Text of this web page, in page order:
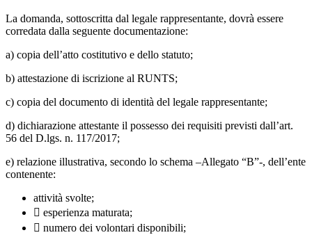
La domanda, sottoscritta dal legale rappresentante, dovrà essere
corredata dalla seguente documentazione:
a) copia dell’atto costitutivo e dello statuto;
b) attestazione di iscrizione al RUNTS;
c) copia del documento di identità del legale rappresentante;
d) dichiarazione attestante il possesso dei requisiti previsti dall’art.
56 del D.lgs. n. 117/2017;
e) relazione illustrativa, secondo lo schema –Allegato “B”-, dell’ente
contenente:
attività svolte;
 esperienza maturata;
 numero dei volontari disponibili;